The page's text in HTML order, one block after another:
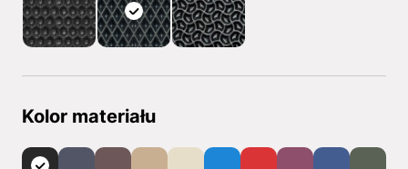
Kolor materiału